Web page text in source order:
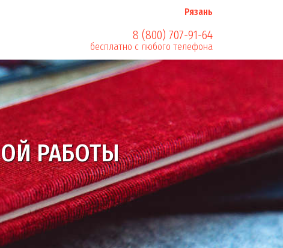
Рязань
8 (800) 707-91-64
бесплатно с любого телефона
оформления